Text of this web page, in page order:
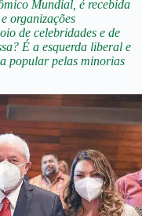
Mundial, é recebida
organizações
de celebridades e de
É a esquerda liberal e
popular pelas minorias